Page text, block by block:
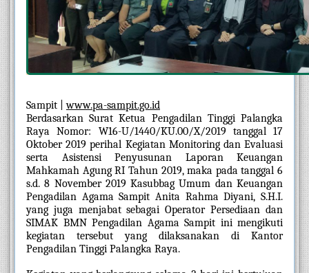
Sampit | www.pa-sampit.go.id
Berdasarkan Surat Ketua Pengadilan Tinggi Palangka
Raya Nomor: W16-U/1440/KU.00/X/2019 tanggal 17
Oktober 2019 perihal Kegiatan Monitoring dan Evaluasi
serta Asistensi Penyusunan Laporan Keuangan
Mahkamah Agung RI Tahun 2019, maka pada tanggal 6
s.d. 8 November 2019 Kasubbag Umum dan Keuangan
Pengadilan Agama Sampit Anita Rahma Diyani, S.H.I.
yang juga menjabat sebagai Operator Persediaan dan
SIMAK BMN Pengadilan Agama Sampit ini mengikuti
kegiatan tersebut yang dilaksanakan di Kantor
Pengadilan Tinggi Palangka Raya.